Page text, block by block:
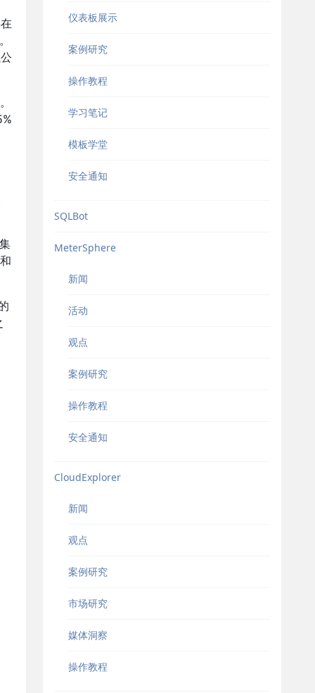
仪表板展示
案例研究
操作教程
学习笔记
模板学堂
安全通知
SQLBot
MeterSphere
新闻
活动
观点
案例研究
操作教程
安全通知
CloudExplorer
新闻
观点
案例研究
市场研究
媒体洞察
操作教程